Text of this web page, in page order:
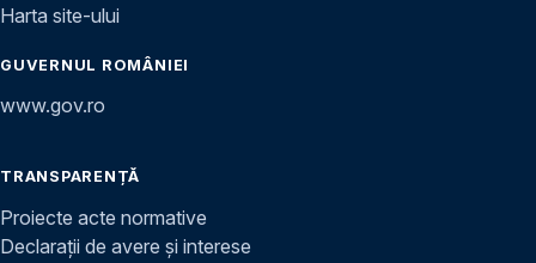
Harta site-ului
GUVERNUL ROMÂNIEI
www.gov.ro
TRANSPARENȚĂ
Proiecte acte normative
Declarații de avere și interese